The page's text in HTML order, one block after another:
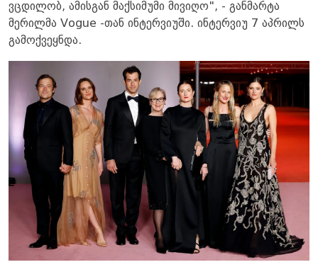
ვცდილობ, ამისგან მაქსიმუმი მივიღო", - განმარტა
მერილმა Vogue -თან ინტერვიუში. ინტერვიუ 7 აპრილს
გამოქვეყნდა.